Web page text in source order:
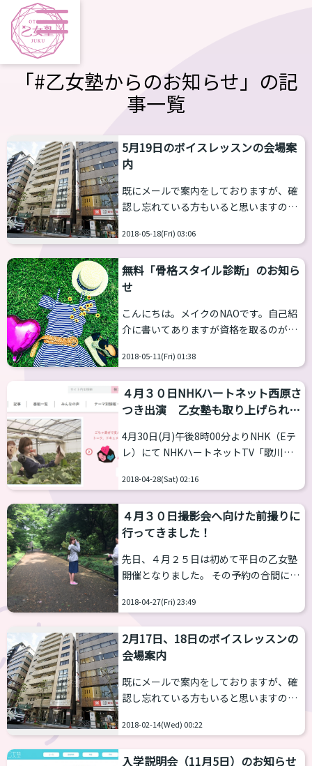
「#乙女塾からのお知らせ」の記
事一覧
5月19日のボイスレッスンの会場案
内
既にメールで案内をしておりますが、確
認し忘れている方もいると思いますので
日のボイスレッスン、メイクレッスン、
骨格スタイル診断ですが場所が「女の子
クラブ内」ではなく以下となります。 〒
160-0022 東京都新宿区新宿２丁目３－
https://www.spacee.jp/listings/6823
（新宿御苑前駅まで徒歩２分、新宿三丁
目駅まで徒歩４分、JR新宿駅まで徒歩８
分） ワンフ...
2018-05-18(Fri) 03:06
無料「骨格スタイル診断」のお知ら
せ
こんにちは。メイクのNAOです。自己紹
介に書いてありますが資格を取るのが趣
に骨格スタイルアドバイザーというもの
があります。 骨格スタイル分析とは？ 人
間は一人一人身体が違います。質感やラ
インの特徴など埋もれ持った骨格の特徴
す。 筋肉、脂肪、フレームワーク、立体
感、重心といった違いにより個々に個性
があります。 似合うアイテムを見つけら
れれば、「スタイルアップしたり着やせ
したりします」、似合わないアイテム...
2018-05-11(Fri) 01:38
４月３０日NHKハートネット西原さ
つき出演 乙女塾も取り上げられま
4月30日(月)午後8時00分よりNHK（Eテ
レ）にて NHKハートネットTV「歌川た
日常を」 が放送されます 番組概要 ＬＧ
ＢＴへの理解を広げようと様々なイベン
トが開かれる4月下旬から５月、ハート
ネットＴＶではキャンペーン「虹色ウィ
ュアルマイノリティについて考えます。
初日は、「自分を好きになること」につ
いて、モデルでトランスジェンダーの西
原さつきさんと、漫画家でゲイの歌川た
いじさんが語り合います。 ...
2018-04-28(Sat) 02:16
４月３０日撮影会へ向けた前撮りに
行ってきました！
先日、４月２５日は初めて平日の乙女塾
開催となりました。 その予約の合間に４
てまいりました。当日午前中はあいにく
の雨 でしたが、午後になって晴れてくれ
たことでむしろ空いていて調査がしやす
かったですね 撮影中の山岸スタッフとス
つきさん 撮影の合間にはみんなでソフト
クリームを食べたり いやー、新宿御苑て
いいところですね 当日考えていた撮影ス
ポットがいくつかあるので...
2018-04-27(Fri) 23:49
2月17日、18日のボイスレッスンの
会場案内
既にメールで案内をしておりますが、確
認し忘れている方もいると思いますので
日（土曜）、18日（日曜）のボイスレッ
の子クラブ内」ではなく以下となりま
2018-02-14(Wed) 00:22
入学説明会（11月5日）のお知らせ